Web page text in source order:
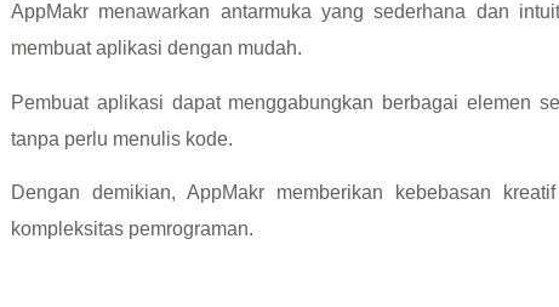
AppMakr menawarkan antarmuka yang sederhana dan
membuat aplikasi dengan mudah.
Pembuat aplikasi dapat menggabungkan berbagai elemen
tanpa perlu menulis kode.
Dengan demikian, AppMakr memberikan kebebasan
kompleksitas pemrograman.